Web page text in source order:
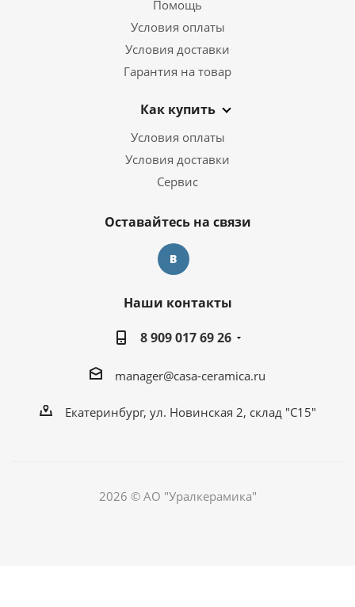
Помощь
Условия оплаты
Условия доставки
Гарантия на товар
Как купить
Условия оплаты
Условия доставки
Сервис
Оставайтесь на связи
Наши контакты
8 909 017 69 26
manager@casa-ceramica.ru
Екатеринбург, ул. Новинская 2, склад "С15"
2026 © АО "Уралкерамика"